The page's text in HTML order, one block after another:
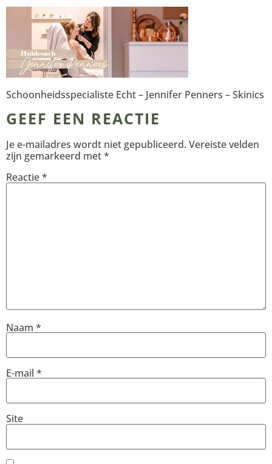
Schoonheidsspecialiste Echt – Jennifer Penners – Skinics
GEEF EEN REACTIE
Je e-mailadres wordt niet gepubliceerd. Vereiste velden
zijn gemarkeerd met*
Reactie*
Naam *
E-mail *
Site